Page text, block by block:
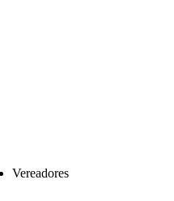
Vereadores